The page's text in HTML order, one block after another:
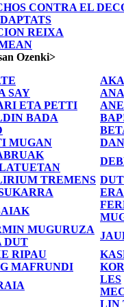
CONTRA EL
REIXA
>
SAY
ETA PETTI
BADA
MUGAN
TREMENS DUT
MUGURUZA
DUT
RIPAU
MAFRUNDI
LES
LIN